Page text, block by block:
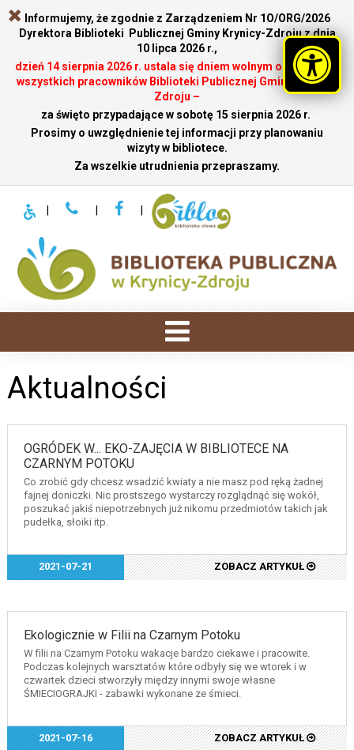
Informujemy, że zgodnie z Zarządzeniem Nr 1O/ORG/2026
Dyrektora Biblioteki Publicznej Gminy Krynicy-Zdroju z dnia
10 lipca 2026 r.,
dzień 14 sierpnia 2026 r. ustala się dniem wolnym od pracy dla
wszystkich pracowników Biblioteki Publicznej Gminy Krynicy-
Zdroju –
za święto przypadające w sobotę 15 sierpnia 2026 r.
Prosimy o uwzględnienie tej informacji przy planowaniu
wizyty w bibliotece.
Za wszelkie utrudnienia przepraszamy.
Aktualności
OGRÓDEK W... EKO-ZAJĘCIA W BIBLIOTECE NA
CZARNYM POTOKU
Co zrobić gdy chcesz wsadzić kwiaty a nie masz pod ręką żadnej
fajnej doniczki. Nic prostszego wystarczy rozglądnąć się wokół,
poszukać jakiś niepotrzebnych już nikomu przedmiotów takich jak
pudełka, słoiki itp.
2021-07-21 ZOBACZ ARTYKUŁ
Ekologicznie w Filii na Czarnym Potoku
W filii na Czarnym Potoku wakacje bardzo ciekawe i pracowite.
Podczas kolejnych warsztatów które odbyły się we wtorek i w
czwartek dzieci stworzyły między innymi swoje własne
ŚMIECIOGRAJKI - zabawki wykonane ze śmieci.
2021-07-16 ZOBACZ ARTYKUŁ